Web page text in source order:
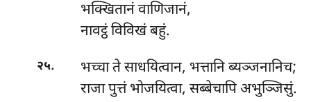
भक्खितानं वाणिजानं,
नावट्ठं विविखं बहुं.
२५. भच्चाते साधयित्वान, भत्तानि ब्यञ्जनानिच;
राजा पुत्तं भोजयित्वा, सब्बेचापि अभुञ्जिसुं.